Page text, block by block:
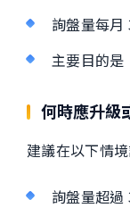
詢盤量每月
主要目的是
何時應升級
建議在以下情
詢盤量超